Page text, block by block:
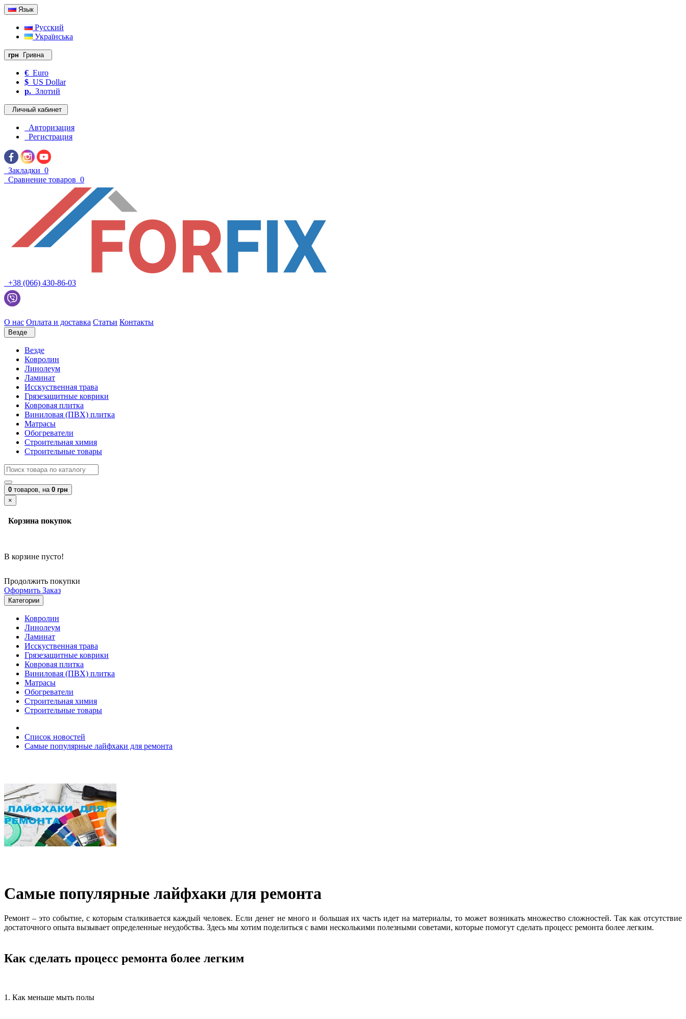
Язык
Русский
Українська
грн Гривна
€ Euro
$ US Dollar
р. Злотий
Личный кабинет
Авторизация
Регистрация
Закладки 0
Сравнение товаров 0
+38 (066) 430-86-03
О нас Оплата и доставка Статьи Контакты
Везде
Везде
Ковролин
Линолеум
Ламинат
Исскуственная трава
Грязезащитные коврики
Ковровая плитка
Виниловая (ПВХ) плитка
Матрасы
Обогреватели
Строительная химия
Строительные товары
0 товаров, на 0 грн
×
Корзина покупок
В корзине пусто!
Продолжить покупки
Оформить Заказ
Категории
Ковролин
Линолеум
Ламинат
Исскуственная трава
Грязезащитные коврики
Ковровая плитка
Виниловая (ПВХ) плитка
Матрасы
Обогреватели
Строительная химия
Строительные товары
Список новостей
Самые популярные лайфхаки для ремонта
Самые популярные лайфхаки для ремонта
Ремонт – это событие, с которым сталкивается каждый человек. Если денег не много и большая их часть идет на материалы, то может возникать множество сложностей. Так как отсутствие
достаточного опыта вызывает определенные неудобства. Здесь мы хотим поделиться с вами несколькими полезными советами, которые помогут сделать процесс ремонта более легким.
Как сделать процесс ремонта более легким
1. Как меньше мыть полы